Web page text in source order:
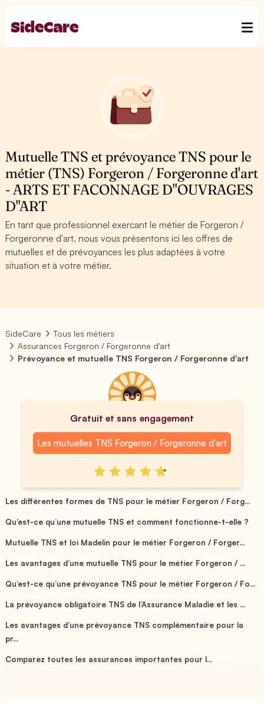
Mutuelle TNS et prévoyance TNS pour le
métier (TNS) Forgeron / Forgeronne d'art
- ARTS ET FACONNAGE D''OUVRAGES
D''ART
En tant que professionnel exercant le métier de Forgeron /
Forgeronne d'art, nous vous présentons ici les offres de
mutuelles et de prévoyances les plus adaptées à votre
situation et à votre métier.
SideCare
Tous les métiers
Assurances Forgeron / Forgeronne d'art
Prévoyance et mutuelle TNS Forgeron / Forgeronne d'art
Gratuit et sans engagement
Les mutuelles TNS Forgeron / Forgeronne d'art
Les différentes formes de TNS pour le métier Forgeron / Forg...
Qu’est-ce qu’une mutuelle TNS et comment fonctionne-t-elle ?
Mutuelle TNS et loi Madelin pour le métier Forgeron / Forger...
Les avantages d’une mutuelle TNS pour le métier Forgeron / ...
Qu’est-ce qu’une prévoyance TNS pour le métier Forgeron / Fo...
La prévoyance obligatoire TNS de l’Assurance Maladie et les ...
Les avantages d’une prévoyance TNS complémentaire pour la
pr...
Comparez toutes les assurances importantes pour l...